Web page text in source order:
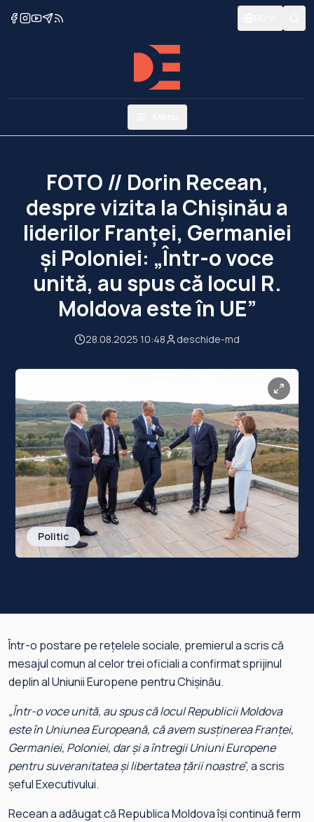
FOTO // Dorin Recean,
despre vizita la Chișinău a
liderilor Franței, Germaniei
și Poloniei: „Într-o voce
unită, au spus că locul R.
Moldova este în UE”
28.08.2025 10:48 deschide-md
Politic
Într-o postare pe rețelele sociale, premierul a scris că
mesajul comun al celor trei oficiali a confirmat sprijinul
deplin al Uniunii Europene pentru Chișinău.
„Într-o voce unită, au spus că locul Republicii Moldova
este în Uniunea Europeană, că avem susținerea Franței,
Germaniei, Poloniei, dar și a întregii Uniuni Europene
pentru suveranitatea și libertatea țării noastre”, a scris
șeful Executivului.
Recean a adăugat că Republica Moldova își continuă ferm